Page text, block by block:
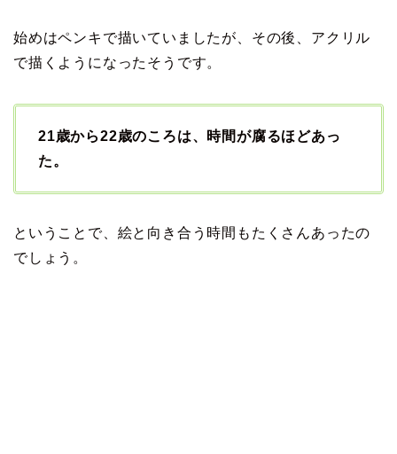
始めはペンキで描いていましたが、その後、アクリル
で描くようになったそうです。
21歳から22歳のころは、時間が腐るほどあっ
た。
ということで、絵と向き合う時間もたくさんあったの
でしょう。